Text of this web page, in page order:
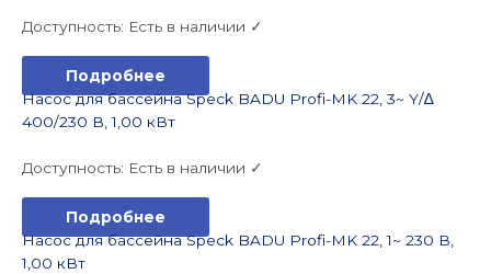
Доступность: Есть в наличии ✓
Подробнее
Насос для бассейна Speck BADU Profi-MK 22, 3~ Y/∆
400/230 В, 1,00 кВт
Доступность: Есть в наличии ✓
Подробнее
Насос для бассейна Speck BADU Profi-MK 22, 1~ 230 В,
1,00 кВт